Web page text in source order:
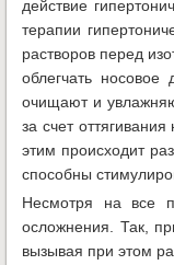
действие
терапии
растворов перед
облегчать
очищают и
за счет
этим происходит
способны
Несмотря на все
осложнения. Так,
вызывая при этом